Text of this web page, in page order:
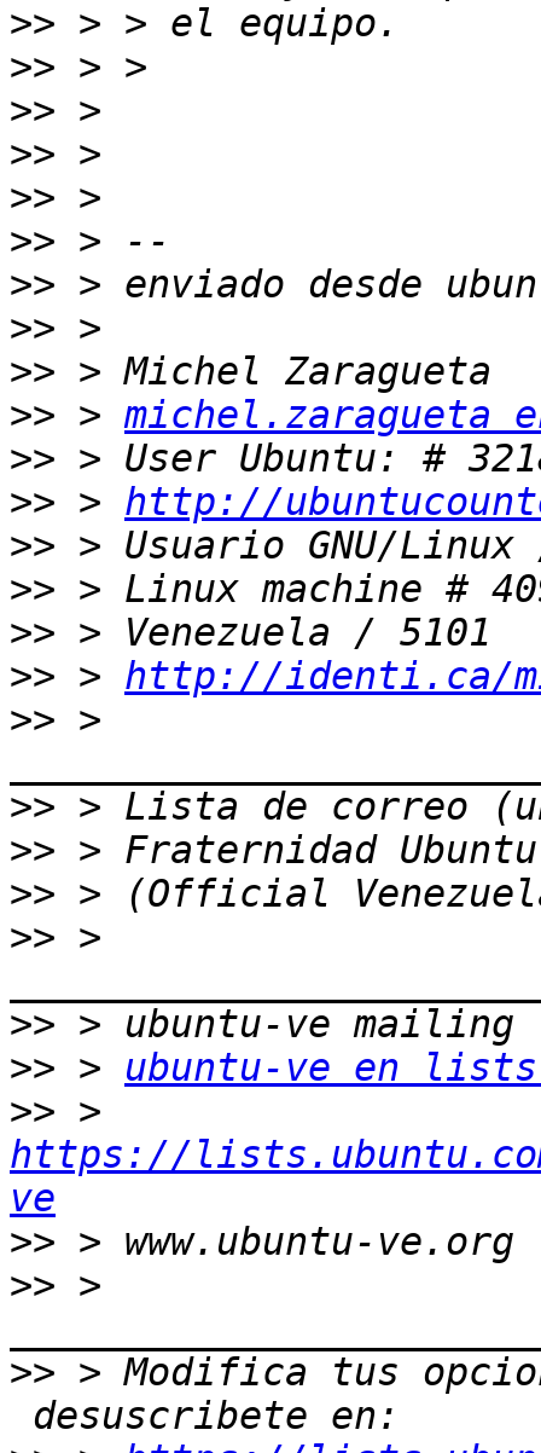
>>
>>
>>
>>
>>
>>
>>
>>
>>
>> > michel.zaragueta
>>
>> > http://
>>
>>
>>
>> > http://identi.ca/
>> >
>>
>>
>>
>> >
>>
>> > ubuntu-ve en
>>
https://
ve
>>
>> >
>> > Modifica tus